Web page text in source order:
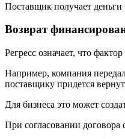
Поставщик получает
Возврат
Регресс означает, что
Например, компания
поставщику придется
Для бизнеса это может
При согласовании договора